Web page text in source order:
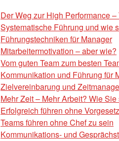
Der Weg zur High Performance
Systematische Führung und wie
Führungstechniken für Manager
Mitarbeitermotivation – aber wie?
Vom guten Team zum besten
Kommunikation und Führung für
Zielvereinbarung und
Mehr Zeit – Mehr Arbeit? Wie
Erfolgreich führen ohne
Teams führen ohne Chef zu sein
Kommunikations- und